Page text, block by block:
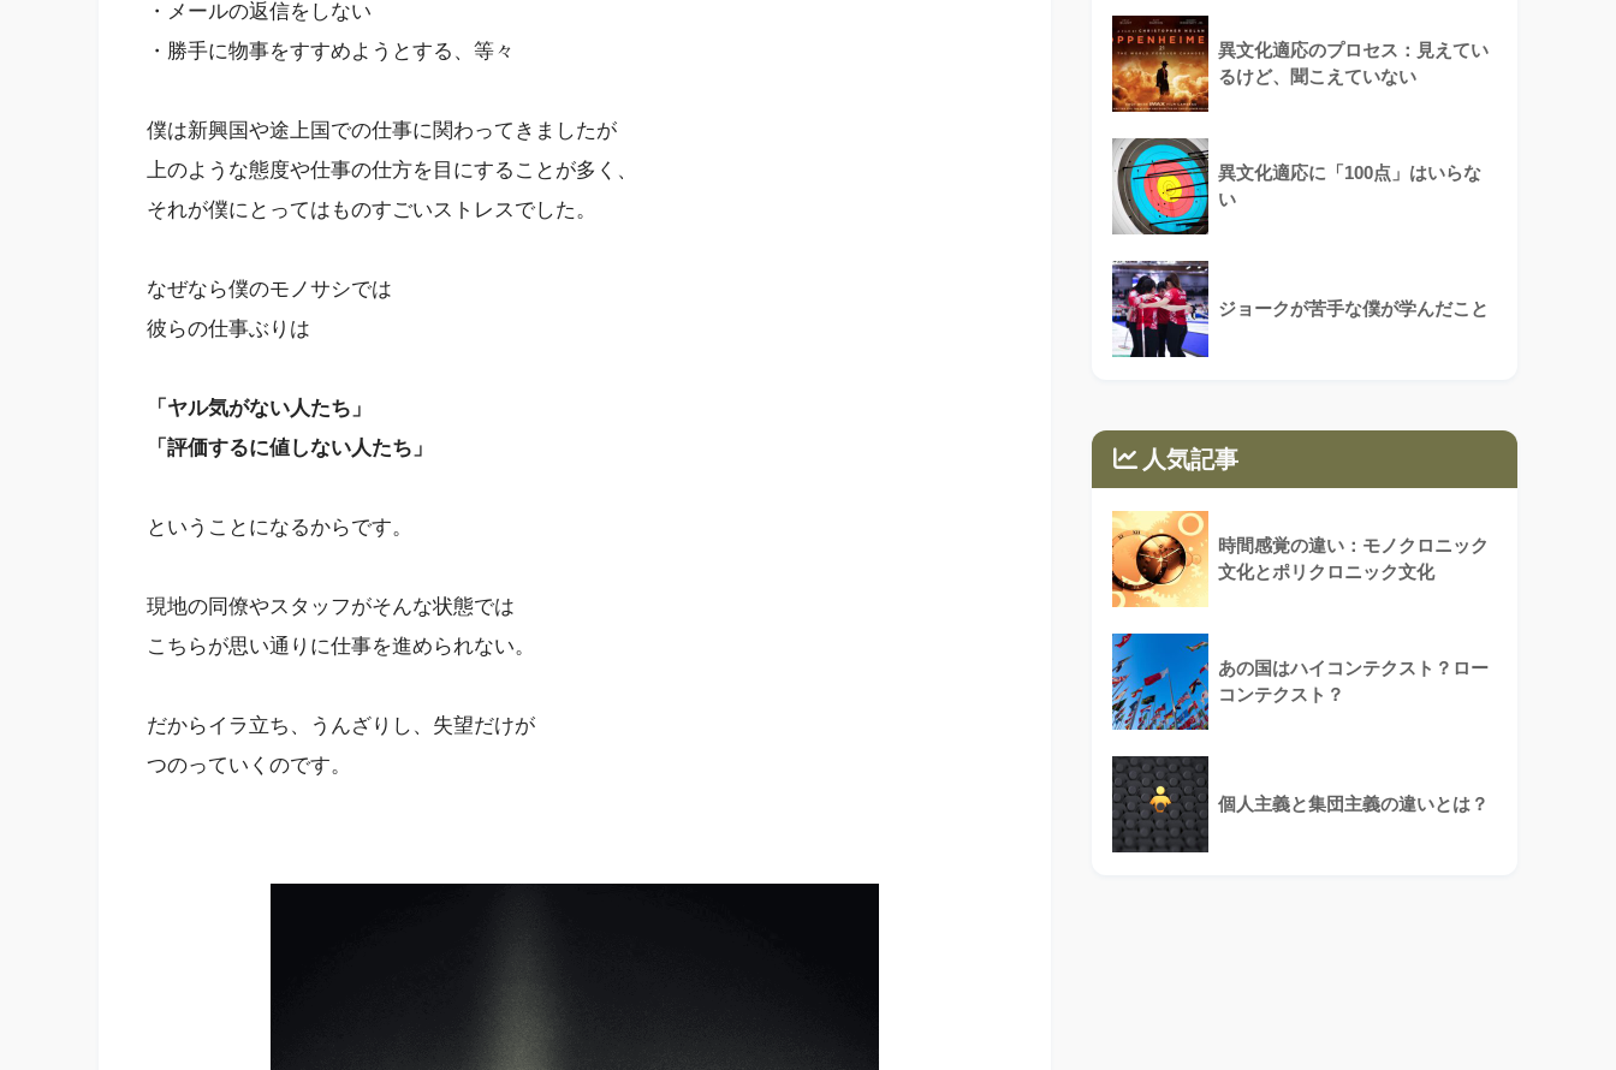
・メールの返信をしない
・勝手に物事をすすめようとする、等々
僕は新興国や途上国での仕事に関わってきましたが
上のような態度や仕事の仕方を目にすることが多く、
それが僕にとってはものすごいストレスでした。
なぜなら僕のモノサシでは
彼らの仕事ぶりは
「ヤル気がない人たち」
「評価するに値しない人たち」
ということになるからです。
現地の同僚やスタッフがそんな状態では
こちらが思い通りに仕事を進められない。
だからイラ立ち、うんざりし、失望だけが
つのっていくのです。
異文化適応のプロセス：見えてい
るけど、聞こえていない
異文化適応に「100点」はいらな
い
ジョークが苦手な僕が学んだこと
人気記事
時間感覚の違い：モノクロニック
文化とポリクロニック文化
あの国はハイコンテクスト？ロー
コンテクスト？
個人主義と集団主義の違いとは？